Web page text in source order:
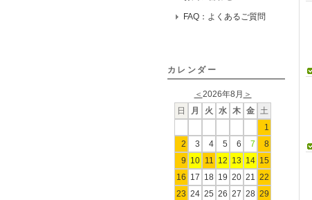
FAQ：よくあるご質問
カレンダー
＜ 2026年8月 ＞
日
月 火 水 木 金
土
1
2
3 4 5 6 7
8
9 10 11 12 13 14 15
16 17 18 19 20 21
22
23 24 25 26 27 28 29